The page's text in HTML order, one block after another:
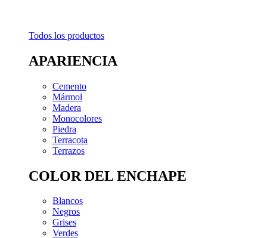
Todos los productos
APARIENCIA
Cemento
Mármol
Madera
Monocolores
Piedra
Terracota
Terrazos
COLOR DEL ENCHAPE
Blancos
Negros
Grises
Verdes